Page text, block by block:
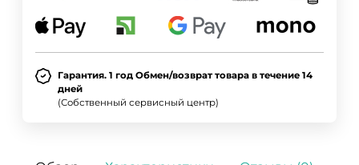
Гарантия. 1 год Обмен/возврат товара в течение 14
дней
(Собственный сервисный центр)
ДА НЕТ